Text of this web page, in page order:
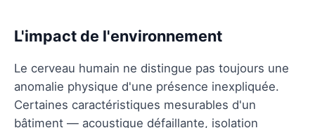
L'impact de l'environnement
Le cerveau humain ne distingue pas toujours une
anomalie physique d'une présence inexpliquée.
Certaines caractéristiques mesurables d'un
bâtiment — acoustique défaillante, isolation